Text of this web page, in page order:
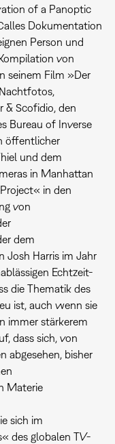
of a Panoptic
Dokumentation
Person und
von
seinem Film »Der
& Scofidio, den
Bureau of Inverse
öffentlicher
und dem
in Manhattan
in den
von
dem
Josh Harris im Jahr
Echtzeit-
die Thematik des
ist, auch wenn sie
immer stärkerem
dass sich, von
abgesehen, bisher
Materie
sich im
des globalen TV-